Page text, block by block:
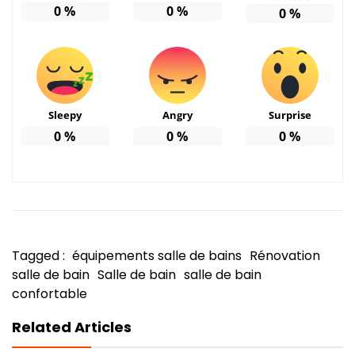
0% 0% 0%
Sleepy
0%
Angry
0%
Surprise
0%
Tagged : équipements salle de bains Rénovation
salle de bain Salle de bain salle de bain
confortable
Related Articles